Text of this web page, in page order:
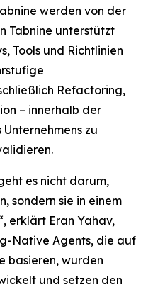
werden von der
Tabnine unterstützt
Tools und Richtlinien
Refactoring,
– innerhalb der
zu
es nicht darum,
sondern sie in einem
erklärt Eran Yahav,
Native Agents, die auf
basieren, wurden
und setzen den